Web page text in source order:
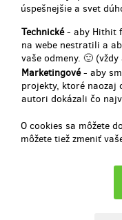
úspešnejšie a svet
Technické- aby Hithit
na webe nestratili a
vaše odmeny. 🙂
Marketingové- aby
projekty, ktoré naozaj
autori dokázali čo
O cookies sa môžete
môžete tiež zmeniť
Vybrané
1 304 €z
105%